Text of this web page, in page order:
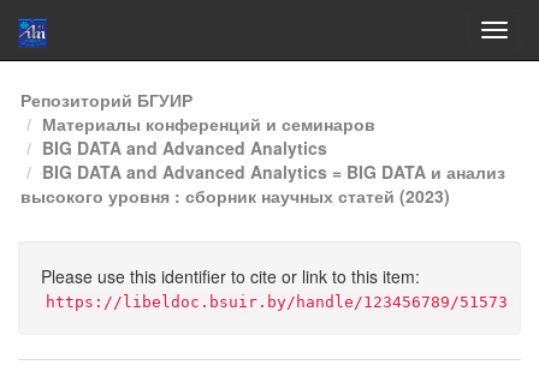
Skip
navigation
Репозиторий БГУИР
Материалы конференций и семинаров
BIG DATA and Advanced Analytics
BIG DATA and Advanced Analytics = BIG DATA и анализ
высокого уровня : сборник научных статей (2023)
Please use this identifier to cite or link to this item:
https://libeldoc.bsuir.by/handle/123456789/51573